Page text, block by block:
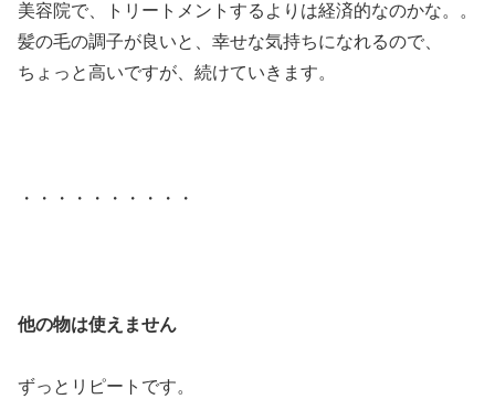
美容院で、トリートメントするよりは経済的なのかな。。
髪の毛の調子が良いと、幸せな気持ちになれるので、
ちょっと高いですが、続けていきます。
・・・・・・・・・・
他の物は使えません
ずっとリピートです。